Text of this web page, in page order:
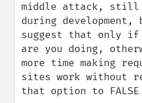
middle attack, still
during development,
suggest that only if
are you doing,
more time making
sites work without
that option to